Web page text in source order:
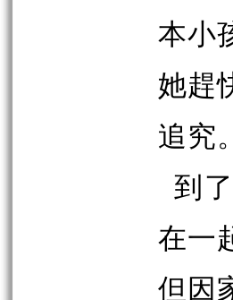
本小
她趕
追究。
到
在一
但因